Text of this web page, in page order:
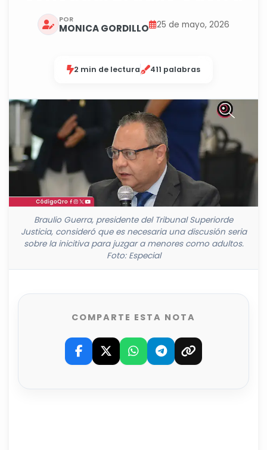
POR
MONICA GORDILLO 25 de mayo, 2026
2 min de lectura 411 palabras
Braulio Guerra, presidente del Tribunal Superiorde
Justicia, consideró que es necesaria una discusión seria
sobre la inicitiva para juzgar a menores como adultos.
Foto: Especial
COMPARTE ESTA NOTA